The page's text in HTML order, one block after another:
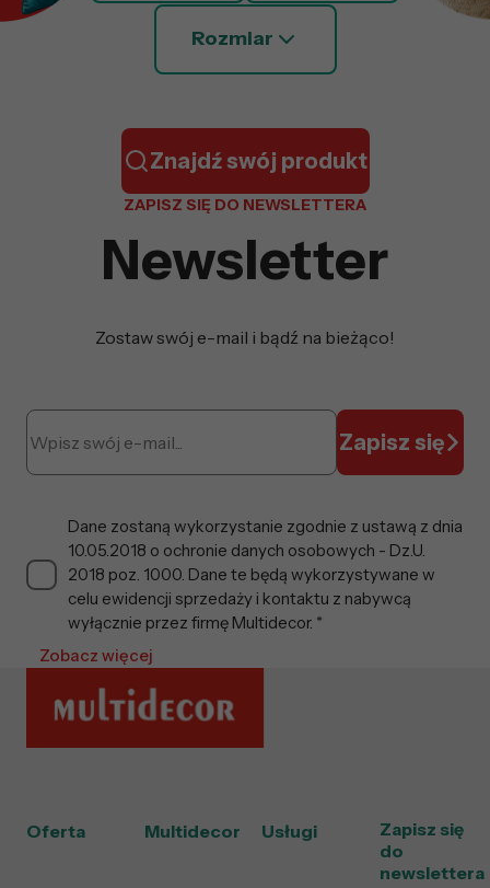
Rozmiar
Znajdź swój produkt
ZAPISZ SIĘ DO NEWSLETTERA
Newsletter
Zostaw swój e-mail i bądź na bieżąco!
Zapisz się
Dane zostaną wykorzystanie zgodnie z ustawą z dnia
10.05.2018 o ochronie danych osobowych - Dz.U.
2018 poz. 1000. Dane te będą wykorzystywane w
celu ewidencji sprzedaży i kontaktu z nabywcą
wyłącznie przez firmę Multidecor. *
Zobacz więcej
Oferta Multidecor Usługi
Zapisz się
do
newslettera